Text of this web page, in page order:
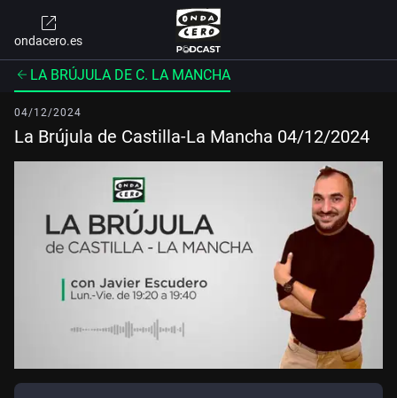
ondacero.es
LA BRÚJULA DE C. LA MANCHA
04/12/2024
La Brújula de Castilla-La Mancha 04/12/2024